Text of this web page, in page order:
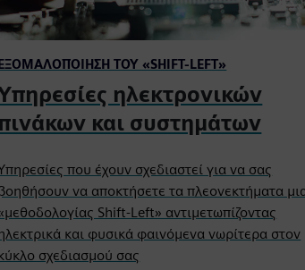
ΕΞΟΜΑΛΟΠΟΊΗΣΗ ΤΟΥ «SHIFT-LEFT»
ηλεκτρονικών
και συστημάτων
που έχουν σχεδιαστεί για να σας
να αποκτήσετε τα πλεονεκτήματα
Shift-Left» αντιμετωπίζοντας
και φυσικά φαινόμενα νωρίτερα στον
σχεδιασμού σας